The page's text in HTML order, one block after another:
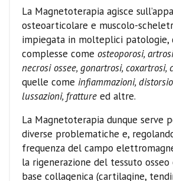
La Magnetoterapia agisce
osteoarticolare e muscolo-
impiegata in molteplici patologie,
complesse come osteoporosi,
necrosi ossee, gonartrosi,
quelle come infiammazioni,
lussazioni, fratture ed altre.
La Magnetoterapia dunque serve
diverse problematiche e,
frequenza del campo
la rigenerazione del tessuto
base collagenica (cartilagine,